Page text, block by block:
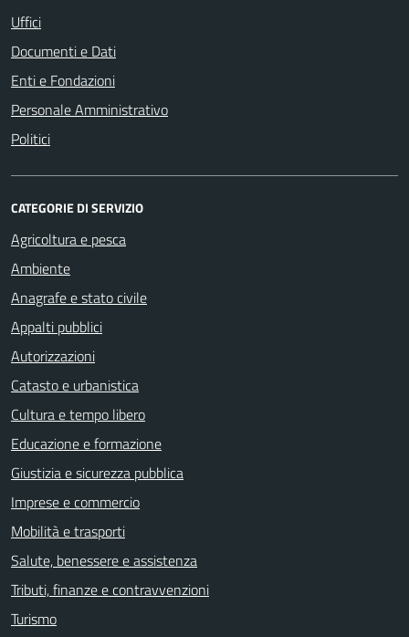
Uffici
Documenti e Dati
Enti e Fondazioni
Personale Amministrativo
Politici
CATEGORIE DI SERVIZIO
Agricoltura e pesca
Ambiente
Anagrafe e stato civile
Appalti pubblici
Autorizzazioni
Catasto e urbanistica
Cultura e tempo libero
Educazione e formazione
Giustizia e sicurezza pubblica
Imprese e commercio
Mobilità e trasporti
Salute, benessere e assistenza
Tributi, finanze e contravvenzioni
Turismo